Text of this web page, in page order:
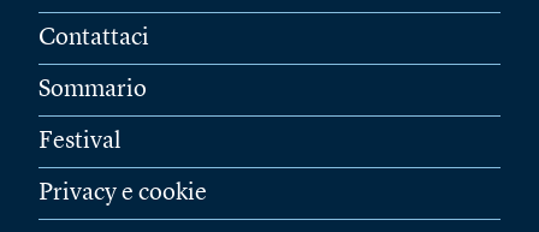
Contattaci
Sommario
Festival
Privacy e cookie